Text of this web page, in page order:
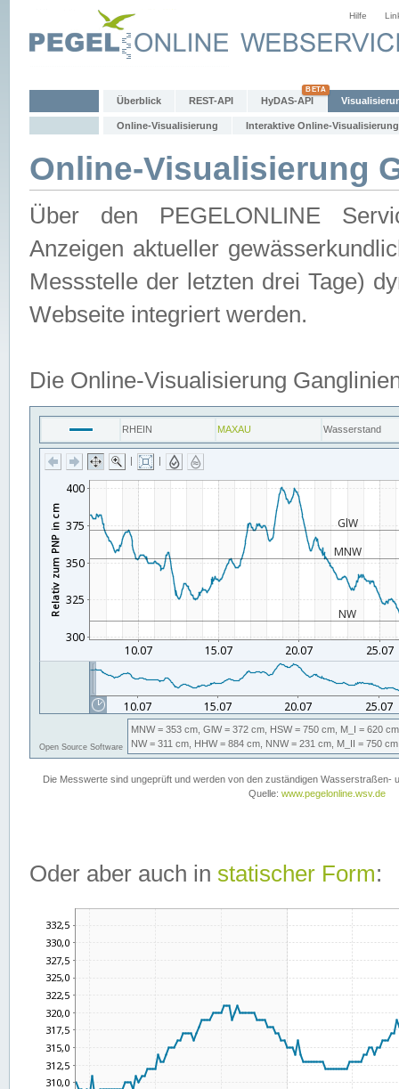
Hilfe
Überblick REST-API HyDAS-API
Online-Visualisierung Interaktive Online-Visualisierung
Online-Visualisierung
Über den PEGELONLINE
Anzeigen aktueller
Messstelle der letzten drei Tage)
Webseite integriert werden.
Die Online-Visualisierung
Oder aber auch in statischer Form: